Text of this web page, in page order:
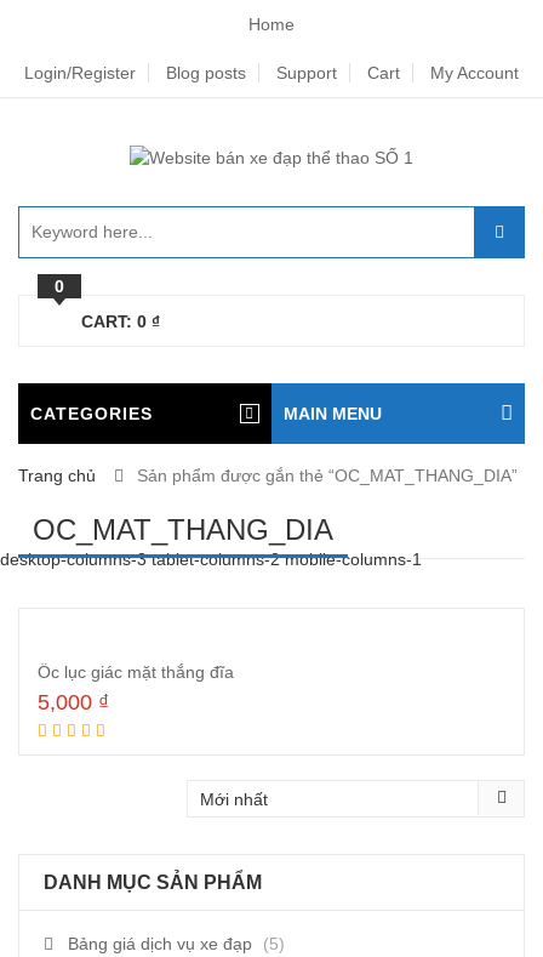
Home
Login/Register Blog posts Support Cart My Account
0
CART: 0 ₫
CATEGORIES MAIN MENU
Trang chủ Sản phẩm được gắn thẻ “OC_MAT_THANG_DIA”
OC_MAT_THANG_DIA
desktop-columns-3 tablet-columns-2 mobile-columns-1
Ốc lục giác mặt thắng đĩa
5,000 ₫
DANH MỤC SẢN PHẨM
Bảng giá dịch vụ xe đạp
(5)